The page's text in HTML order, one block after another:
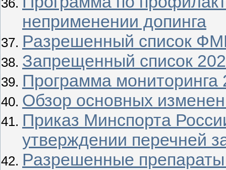
неприменении допинга
Разрешенный список
Запрещенный список
Программа мониторинга
Обзор основных
Приказ Минспорта
утверждении перечней
Разрешенные